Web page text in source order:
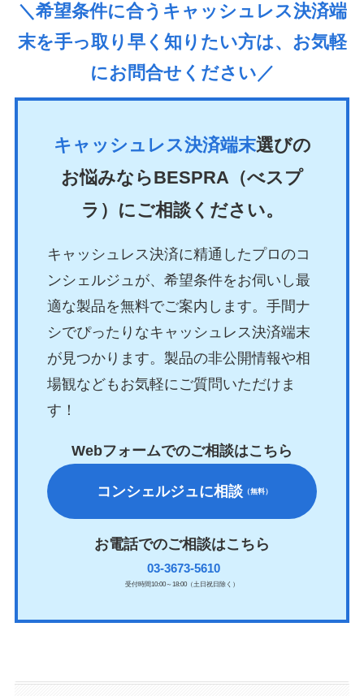
＼希望条件に合うキャッシュレス決済端
末を手っ取り早く知りたい方は、お気軽
にお問合せください／
キャッシュレス決済端末選びの
お悩みならBESPRA（べスプ
ラ）にご相談ください。
キャッシュレス決済に精通したプロのコ
ンシェルジュが、希望条件をお伺いし最
適な製品を無料でご案内します。手間ナ
シでぴったりなキャッシュレス決済端末
が見つかります。製品の非公開情報や相
場観などもお気軽にご質問いただけま
す！
Webフォームでのご相談はこちら
コンシェルジュに相談（無料）
お電話でのご相談はこちら
03-3673-5610
受付時間10:00～18:00（土日祝日除く）